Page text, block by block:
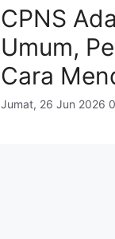
CPNS
Umum,
Cara
Jumat, 26 Jun 2026